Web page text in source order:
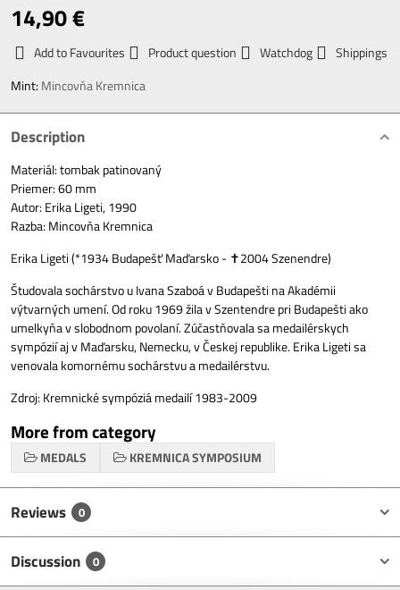
14,90 €
Add to Favourites Product question Watchdog
Shippings
Mint: Mincovňa Kremnica
Description
Materiál: tombak patinovaný
Priemer: 60 mm
Autor: Erika Ligeti, 1990
Razba: Mincovňa Kremnica
Erika Ligeti (*1934 Budapešť Maďarsko - ✝2004 Szenendre)
Študovala sochárstvo u Ivana Szaboá v Budapešti na Akadémii
výtvarných umení. Od roku 1969 žila v Szentendre pri Budapešti ako
umelkyňa v slobodnom povolaní. Zúčastňovala sa medailérskych
sympózií aj v Maďarsku, Nemecku, v Českej republike. Erika Ligeti sa
venovala komornému sochárstvu a medailérstvu.
Zdroj: Kremnické sympóziá medailí 1983-2009
More from category
MEDALS KREMNICA SYMPOSIUM
Reviews 0
Discussion 0